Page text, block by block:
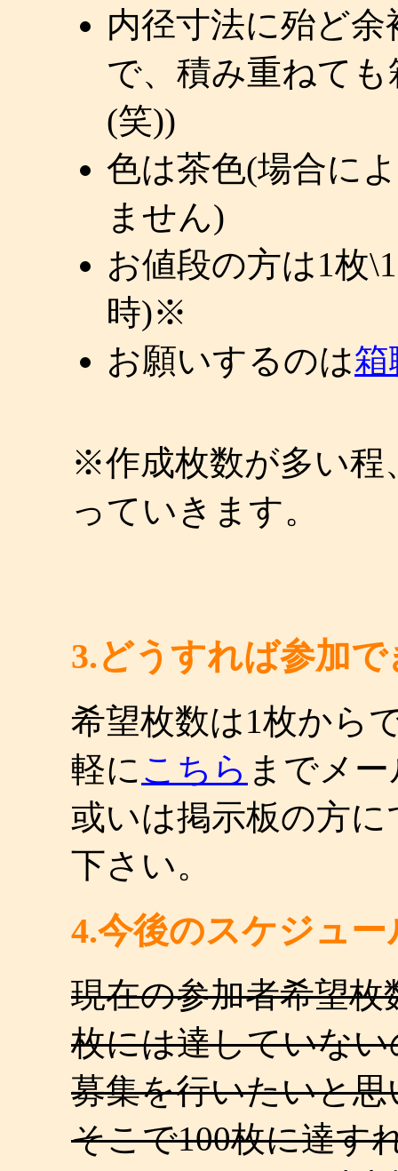
内径寸法に殆ど
で、積み重ねて
(笑))
色は茶色(場合に
ません)
お値段の方は1枚
時)※
お願いするのは箱
※作成枚数が多い程
っていきます。
3.どうすれば参加
希望枚数は1枚から
軽にこちら までメ
或いは掲示板の方
下さい。
4.今後のスケジュー
現在の参加者希望枚
枚には達していな
募集を行いたいと
そこで100枚に達す